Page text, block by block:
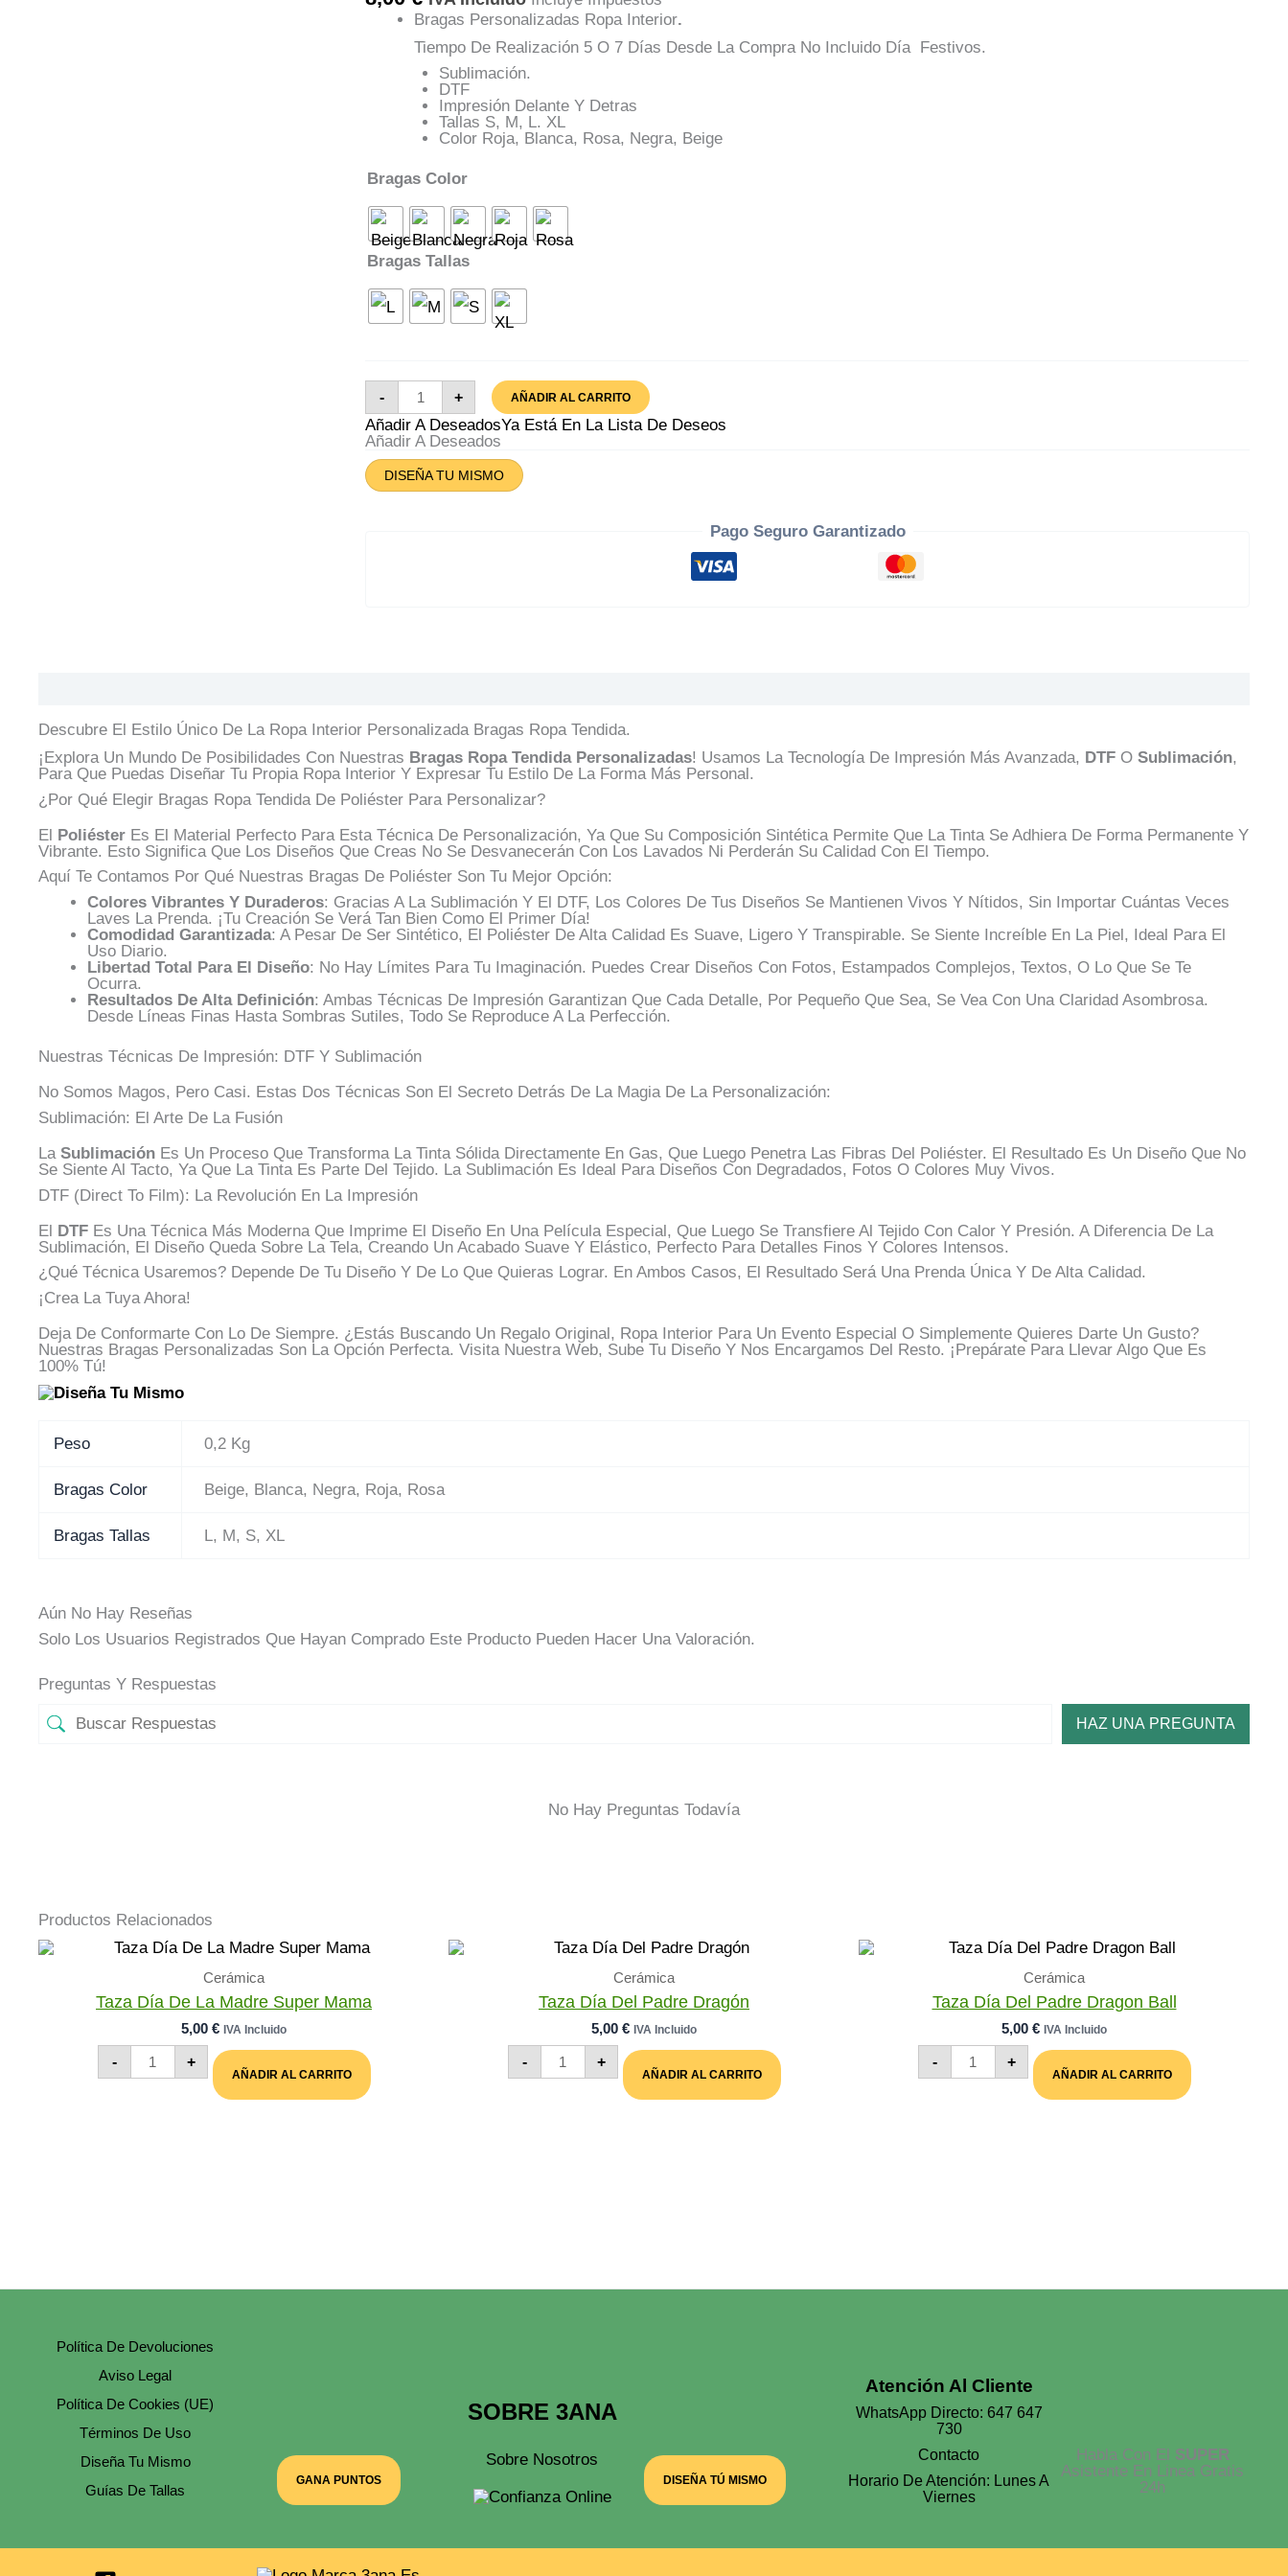
Bragas Personalizadas Ropa Interior.
Tiempo De Realización 5 O 7 Días Desde La Compra No Incluido Día Festivos.
Sublimación.
DTF
Impresión Delante Y Detras
Tallas S, M, L. XL
Color Roja, Blanca, Rosa, Negra, Beige
Bragas Color
Bragas Tallas
-
Bragas
Ropa
Tendida
Cantidad
+ AÑADIR AL CARRITO
Añadir A DeseadosYa Está En La Lista De Deseos
Añadir A Deseados
DISEÑA TU MISMO
Pago Seguro Garantizado
Descubre El Estilo Único De La Ropa Interior Personalizada Bragas Ropa Tendida.
¡Explora Un Mundo De Posibilidades Con Nuestras Bragas Ropa TendidaPersonalizadas! Usamos La Tecnología De Impresión Más Avanzada, DTF O Sublimación,
Para Que Puedas Diseñar Tu Propia Ropa Interior Y Expresar Tu Estilo De La Forma Más Personal.
¿Por Qué Elegir Bragas Ropa Tendida De Poliéster Para Personalizar?
El Poliéster Es El Material Perfecto Para Esta Técnica De Personalización, Ya Que Su Composición Sintética Permite Que La Tinta Se Adhiera De Forma Permanente Y
Vibrante. Esto Significa Que Los Diseños Que Creas No Se Desvanecerán Con Los Lavados Ni Perderán Su Calidad Con El Tiempo.
Aquí Te Contamos Por Qué Nuestras Bragas De Poliéster Son Tu Mejor Opción:
Colores Vibrantes Y Duraderos: Gracias A La Sublimación Y El DTF, Los Colores De Tus Diseños Se Mantienen Vivos Y Nítidos, Sin Importar Cuántas Veces
Laves La Prenda. ¡Tu Creación Se Verá Tan Bien Como El Primer Día!
Comodidad Garantizada: A Pesar De Ser Sintético, El Poliéster De Alta Calidad Es Suave, Ligero Y Transpirable. Se Siente Increíble En La Piel, Ideal Para El
Uso Diario.
Libertad Total Para El Diseño: No Hay Límites Para Tu Imaginación. Puedes Crear Diseños Con Fotos, Estampados Complejos, Textos, O Lo Que Se Te
Ocurra.
Resultados De Alta Definición: Ambas Técnicas De Impresión Garantizan Que Cada Detalle, Por Pequeño Que Sea, Se Vea Con Una Claridad Asombrosa.
Desde Líneas Finas Hasta Sombras Sutiles, Todo Se Reproduce A La Perfección.
Nuestras Técnicas De Impresión: DTF Y Sublimación
No Somos Magos, Pero Casi. Estas Dos Técnicas Son El Secreto Detrás De La Magia De La Personalización:
Sublimación: El Arte De La Fusión
La Sublimación Es Un Proceso Que Transforma La Tinta Sólida Directamente En Gas, Que Luego Penetra Las Fibras Del Poliéster. El Resultado Es Un Diseño Que No
Se Siente Al Tacto, Ya Que La Tinta Es Parte Del Tejido. La Sublimación Es Ideal Para Diseños Con Degradados, Fotos O Colores Muy Vivos.
DTF (Direct To Film): La Revolución En La Impresión
El DTF Es Una Técnica Más Moderna Que Imprime El Diseño En Una Película Especial, Que Luego Se Transfiere Al Tejido Con Calor Y Presión. A Diferencia De La
Sublimación, El Diseño Queda Sobre La Tela, Creando Un Acabado Suave Y Elástico, Perfecto Para Detalles Finos Y Colores Intensos.
¿Qué Técnica Usaremos? Depende De Tu Diseño Y De Lo Que Quieras Lograr. En Ambos Casos, El Resultado Será Una Prenda Única Y De Alta Calidad.
¡Crea La Tuya Ahora!
Deja De Conformarte Con Lo De Siempre. ¿Estás Buscando Un Regalo Original, Ropa Interior Para Un Evento Especial O Simplemente Quieres Darte Un Gusto?
Nuestras Bragas Personalizadas Son La Opción Perfecta. Visita Nuestra Web, Sube Tu Diseño Y Nos Encargamos Del Resto. ¡Prepárate Para Llevar Algo Que Es
100% Tú!
Peso 0,2 Kg
Bragas Color Beige, Blanca, Negra, Roja, Rosa
Bragas Tallas L, M, S, XL
Aún No Hay Reseñas
Solo Los Usuarios Registrados Que Hayan Comprado Este Producto Pueden Hacer Una Valoración.
Preguntas Y Respuestas
HAZ UNA PREGUNTA
No Hay Preguntas Todavía
Productos Relacionados
Cerámica
Taza Día De La Madre Super Mama
5,00 € IVA Incluido
-
Taza
Día
+
AÑADIR AL CARRITO
Cerámica
Taza Día Del Padre Dragón
5,00 € IVA Incluido
-
Taza
Día
+
AÑADIR AL CARRITO
Cerámica
Taza Día Del Padre Dragon Ball
5,00 € IVA Incluido
-
Taza
Día
+
AÑADIR AL CARRITO
Política De Devoluciones
Aviso Legal
Política De Cookies (UE)
Términos De Uso
Diseña Tu Mismo
Guías De Tallas
GANA PUNTOS
SOBRE 3ANA
Sobre Nosotros
DISEÑA TÚ MISMO
Atención Al Cliente
WhatsApp Directo: 647 647
730
Contacto
Horario De Atención: Lunes A
Viernes
Habla Con El SUPER
Asistente En Linea Gratis
24h